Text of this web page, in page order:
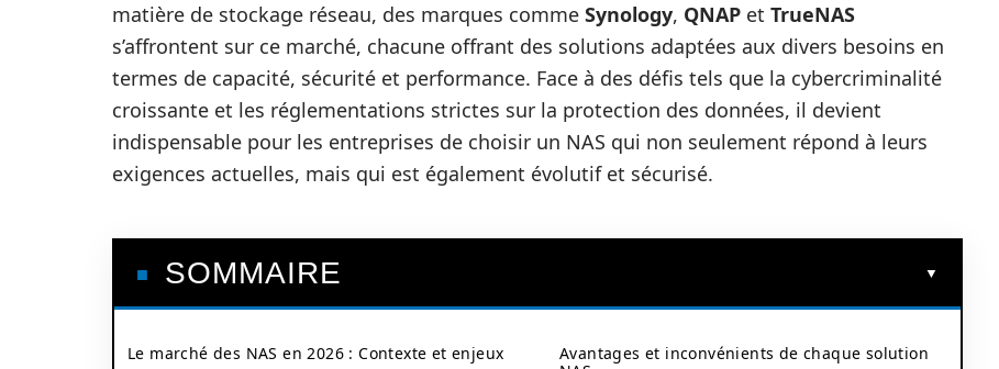
matière de stockage réseau, des marques comme Synology, QNAP et TrueNAS
s’affrontent sur ce marché, chacune offrant des solutions adaptées aux divers besoins en
termes de capacité, sécurité et performance. Face à des défis tels que la cybercriminalité
croissante et les réglementations strictes sur la protection des données, il devient
indispensable pour les entreprises de choisir un NAS qui non seulement répond à leurs
exigences actuelles, mais qui est également évolutif et sécurisé.
SOMMAIRE
Le marché des NAS en 2026 : Contexte et enjeux
Avantages et inconvénients de chaque solution